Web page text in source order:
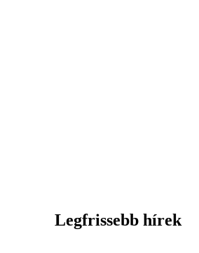
Legfrissebb hírek